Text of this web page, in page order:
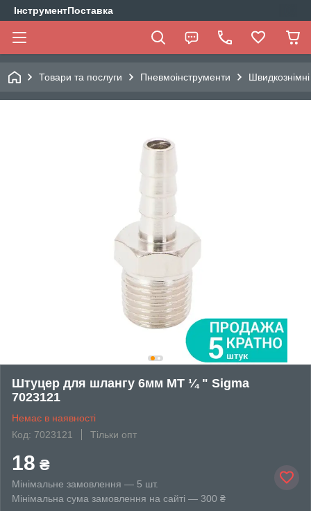
ІнструментПоставка
Товари та послуги Пневмоінструменти
Штуцер для шлангу 6мм MT ¼ " Sigma
7023121
Немає в наявності
Код: 7023121
Тільки опт
18 ₴
Мінімальне замовлення — 5 шт.
Мінімальна сума замовлення на сайті — 300 ₴